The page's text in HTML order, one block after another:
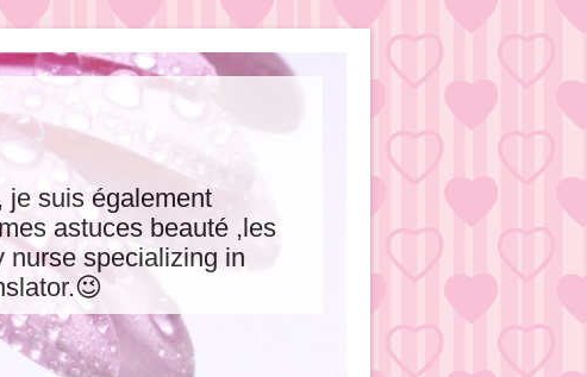
je suis également
astuces beauté ,les
nurse specializing in